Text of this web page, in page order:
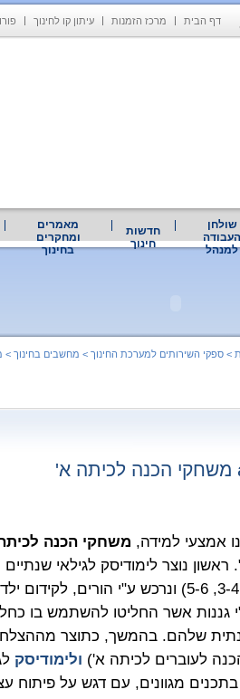
דף הבית מרכז הזמנות עיתון קו לחינוך
שולחן
העבודה
למנהל
חדשות
חינוך
מאמרים
ומחקרים
בחינוך
> ספקי השירותים למערכת החינוך > מחשבים בחינוך >
משחקי הכנה לכיתה א'
אמצעי למידה, משחקי הכנה
ראשון נוצר לימודיסק לגילאי
פנימיות 2-3, 3-4, 5-6) ונרכש ע"י הורים,
גננות אשר החליטו להשתמש בו
שלהם. בהמשך, כתוצר
ולימודיסק
בתכנים מגוונים, עם דגש על פיתוח